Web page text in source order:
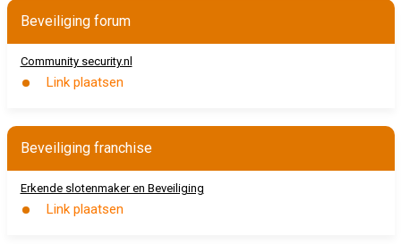
Beveiliging forum
Community security.nl
Link plaatsen
Beveiliging franchise
Erkende slotenmaker en Beveiliging
Link plaatsen